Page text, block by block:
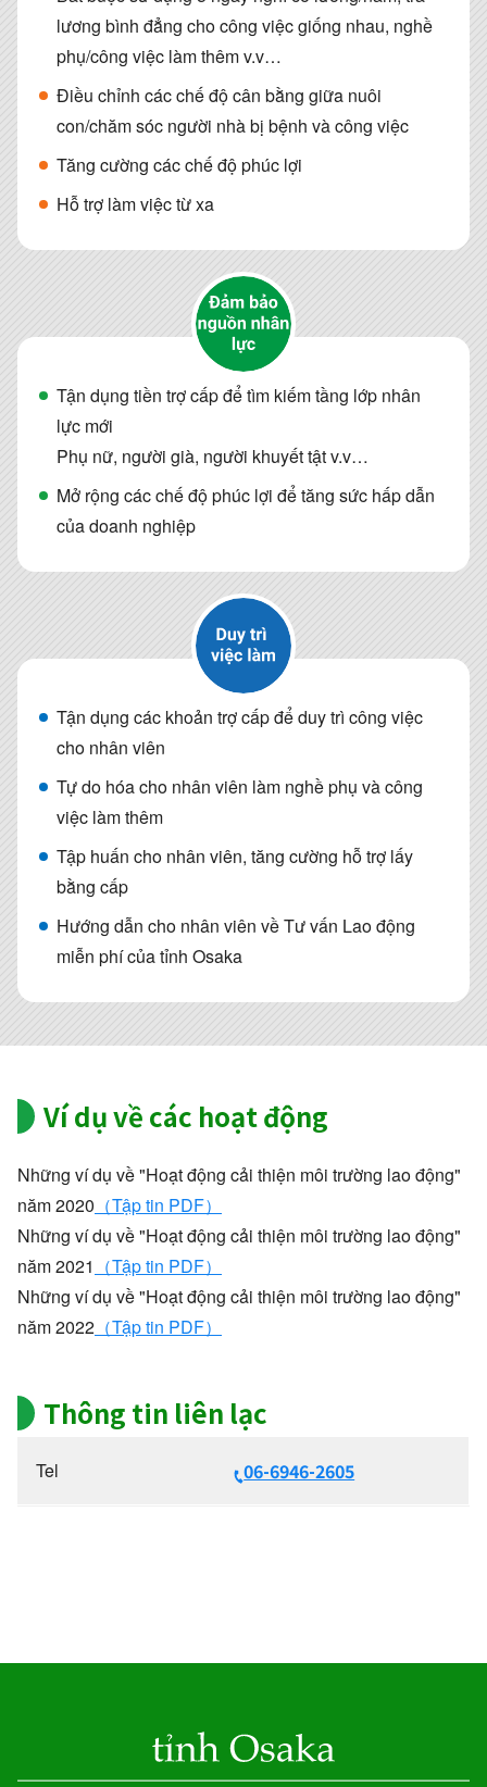
lương bình đẳng cho công việc giống nhau, nghề
phụ/công việc làm thêm v.v…
Điều chỉnh các chế độ cân bằng giữa nuôi
con/chăm sóc người nhà bị bệnh và công việc
Tăng cường các chế độ phúc lợi
Hỗ trợ làm việc từ xa
Tận dụng tiền trợ cấp để tìm kiếm tầng lớp nhân
lực mới
Phụ nữ, người già, người khuyết tật v.v…
Mở rộng các chế độ phúc lợi để tăng sức hấp dẫn
của doanh nghiệp
Tận dụng các khoản trợ cấp để duy trì công việc
cho nhân viên
Tự do hóa cho nhân viên làm nghề phụ và công
việc làm thêm
Tập huấn cho nhân viên, tăng cường hỗ trợ lấy
bằng cấp
Hướng dẫn cho nhân viên về Tư vấn Lao động
miễn phí của tỉnh Osaka
Ví dụ về các hoạt động
Những ví dụ về "Hoạt động cải thiện môi trường lao động"
năm 2020 （Tập tin PDF）
Những ví dụ về "Hoạt động cải thiện môi trường lao động"
năm 2021 （Tập tin PDF）
Những ví dụ về "Hoạt động cải thiện môi trường lao động"
năm 2022 （Tập tin PDF）
Thông tin liên lạc
Tel 06-6946-2605